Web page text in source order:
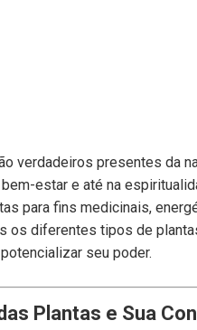
verdadeiros presentes da
bem-estar e até na
para fins medicinais,
os diferentes tipos de
seu poder.
Plantas e Sua